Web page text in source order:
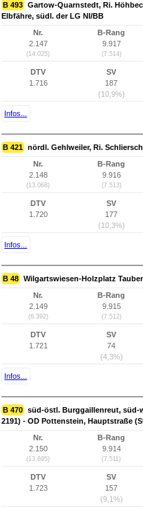
B 493 Gartow-Quarnstedt, Ri.
Elbfähre, südl. der LG NI/BB
Nr.
2.147
(14.025)
B-Rang
9.917
(7.514)
DTV
1.716
SV
187
(10,9%)
Infos...
B 421 nördl. Gehlweiler, Ri.
Nr.
2.148
(13.068)
B-Rang
9.916
(7.513)
DTV
1.720
SV
177
(10,3%)
Infos...
B 48 Wilgartswiesen-Holzplatz
Nr.
2.149
(6.392)
B-Rang
9.915
(7.512)
DTV
1.721
SV
74
(4,3%)
Infos...
B 470 süd-östl. Burggaillenreut, süd-
2191) - OD Pottenstein, Hauptstraße
Nr.
2.150
(13.695)
B-Rang
9.914
(7.511)
DTV
1.723
SV
157
(9,1%)